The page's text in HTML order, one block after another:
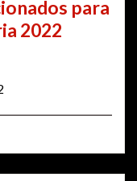
para
2022